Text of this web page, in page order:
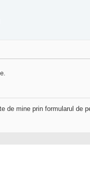
de mine prin formularul de